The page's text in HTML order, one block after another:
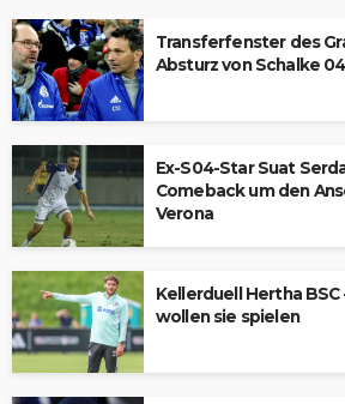
Transferfenster des
Absturz von Schalke
Ex-S04-Star Suat
Comeback um den
Verona
Kellerduell Hertha BSC
wollen sie spielen